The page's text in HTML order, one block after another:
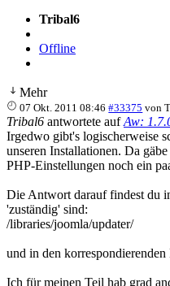
Tribal6
Offline
Mehr
07 Okt. 2011 08:46 #33375 von
Tribal6 antwortete aufAw:
Irgedwo gibt's logischerweise
unseren Installationen. Da
PHP-Einstellungen noch ein
Die Antwort darauf findest du
'zuständig' sind:
/libraries/joomla/updater/
und in den
Ich für meinen Teil hab grad